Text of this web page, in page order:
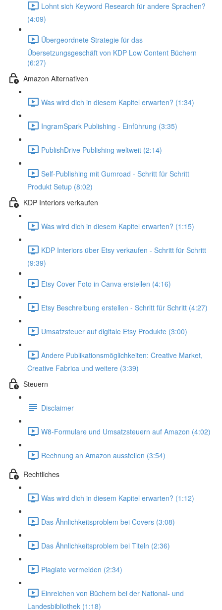
Lohnt sich Keyword Research für andere Sprachen?
(4:09)
Übergeordnete Strategie für das
Übersetzungsgeschäft von KDP Low Content Büchern
(6:27)
Amazon Alternativen
Was wird dich in diesem Kapitel erwarten? (1:34)
IngramSpark Publishing - Einführung (3:35)
PublishDrive Publishing weltweit (2:14)
Self-Publishing mit Gumroad - Schritt für Schritt
Produkt Setup (8:02)
KDP Interiors verkaufen
Was wird dich in diesem Kapitel erwarten? (1:15)
KDP Interiors über Etsy verkaufen - Schritt für Schritt
(9:39)
Etsy Cover Foto in Canva erstellen (4:16)
Etsy Beschreibung erstellen - Schritt für Schritt (4:27)
Umsatzsteuer auf digitale Etsy Produkte (3:00)
Andere Publikationsmöglichkeiten: Creative Market,
Creative Fabrica und weitere (3:39)
Steuern
Disclaimer
W8-Formulare und Umsatzsteuern auf Amazon (4:02)
Rechnung an Amazon ausstellen (3:54)
Rechtliches
Was wird dich in diesem Kapitel erwarten? (1:12)
Das Ähnlichkeitsproblem bei Covers (3:08)
Das Ähnlichkeitsproblem bei Titeln (2:36)
Plagiate vermeiden (2:34)
Einreichen von Büchern bei der National- und
Landesbibliothek (1:18)